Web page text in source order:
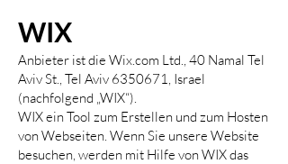
WIX
Anbieter ist die Wix.com Ltd., 40 Namal Tel
Aviv St., Tel Aviv 6350671, Israel
(nachfolgend „WIX“).
WIX ein Tool zum Erstellen und zum Hosten
von Webseiten. Wenn Sie unsere Website
besuchen, werden mit Hilfe von WIX das